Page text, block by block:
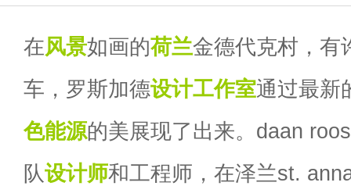
在风景如画的荷兰金德代克村，有
车，罗斯加德设计工作室通过最新
色能源的美展现了出来。daan
队设计师和工程师，在泽兰st.